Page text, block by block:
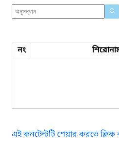
নং
এই কনটেন্টটি শেয়ার করতে